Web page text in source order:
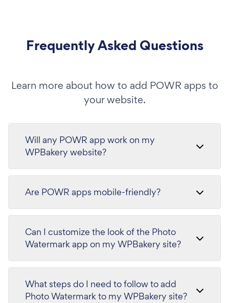
Frequently Asked Questions
Learn more about how to add POWR apps to
your website.
Will any POWR app work on my
WPBakery website?
Are POWR apps mobile-friendly?
Can I customize the look of the Photo
Watermark app on my WPBakery site?
What steps do I need to follow to add
Photo Watermark to my WPBakery site?